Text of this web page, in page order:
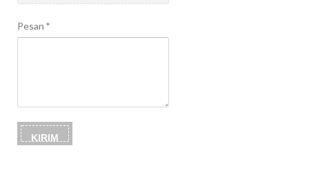
Pesan *